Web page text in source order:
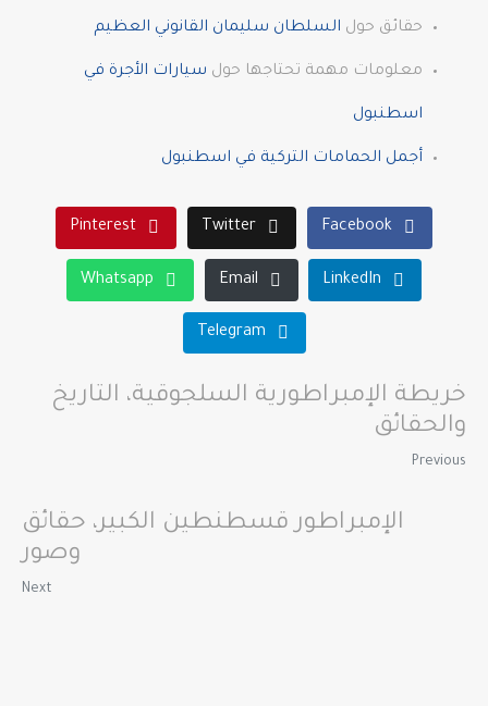
حقائق حول السلطان سليمان القانوني العظيم
معلومات مهمة تحتاجها حول سيارات الأجرة في
اسطنبول
أجمل الحمامات التركية في اسطنبول
Facebook
Twitter
Pinterest
LinkedIn
Email
Whatsapp
Telegram
خريطة الإمبراطورية السلجوقية، التاريخ
والحقائق
Previous
الإمبراطور قسطنطين الكبير، حقائق
وصور
Next